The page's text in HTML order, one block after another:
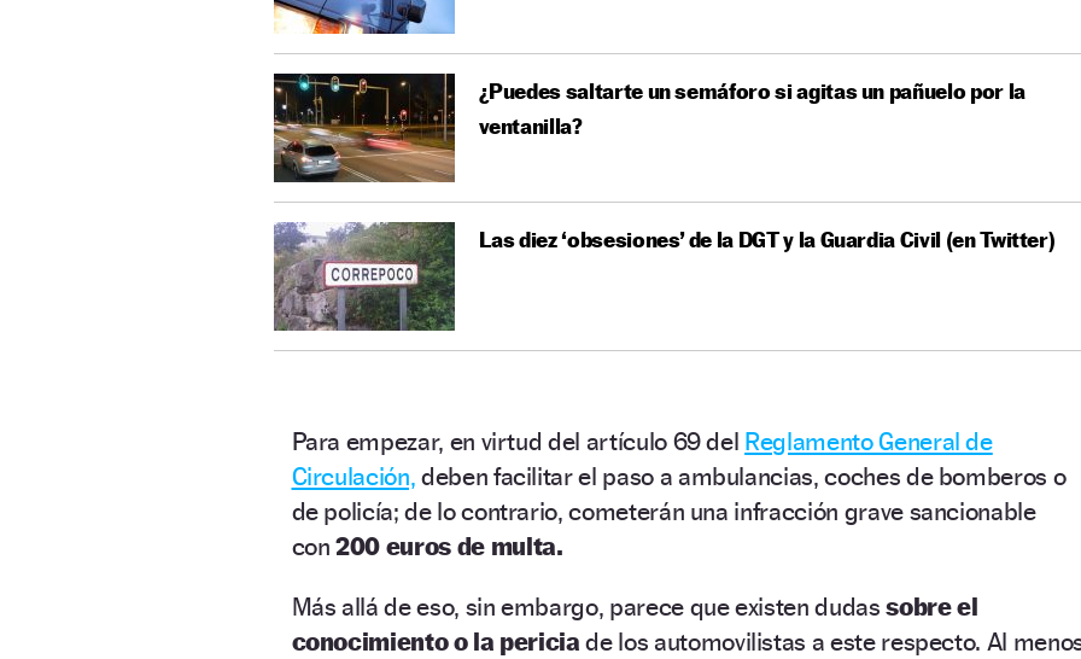
¿Puedes saltarte un semáforo si agitas un pañuelo por la
ventanilla?
Las diez ‘obsesiones’ de la DGT y la Guardia Civil (en Twitter)
Para empezar, en virtud del artículo 69 del Reglamento General de
Circulación, deben facilitar el paso a ambulancias, coches de bomberos o
de policía; de lo contrario, cometerán una infracción grave sancionable
con200 euros de multa.
Más allá de eso, sin embargo, parece que existen dudassobre el
conocimiento o la pericia de los automovilistas a este respecto. Al